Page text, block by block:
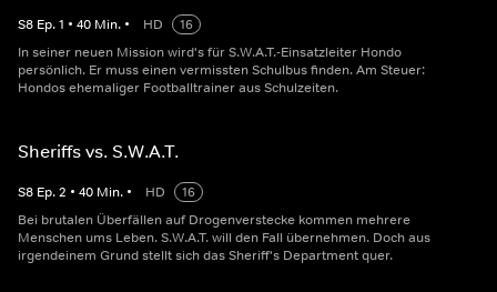
S8 Ep.1 • 40 Min. • HD
16
In seiner neuen Mission wird's für S.W.A.T.-Einsatzleiter Hondo
persönlich. Er muss einen vermissten Schulbus finden. Am Steuer:
Hondos ehemaliger Footballtrainer aus Schulzeiten.
Sheriffs vs. S.W.A.T.
S8 Ep.2 • 40 Min. • HD
16
Bei brutalen Überfällen auf Drogenverstecke kommen mehrere
Menschen ums Leben. S.W.A.T. will den Fall übernehmen. Doch aus
irgendeinem Grund stellt sich das Sheriff's Department quer.